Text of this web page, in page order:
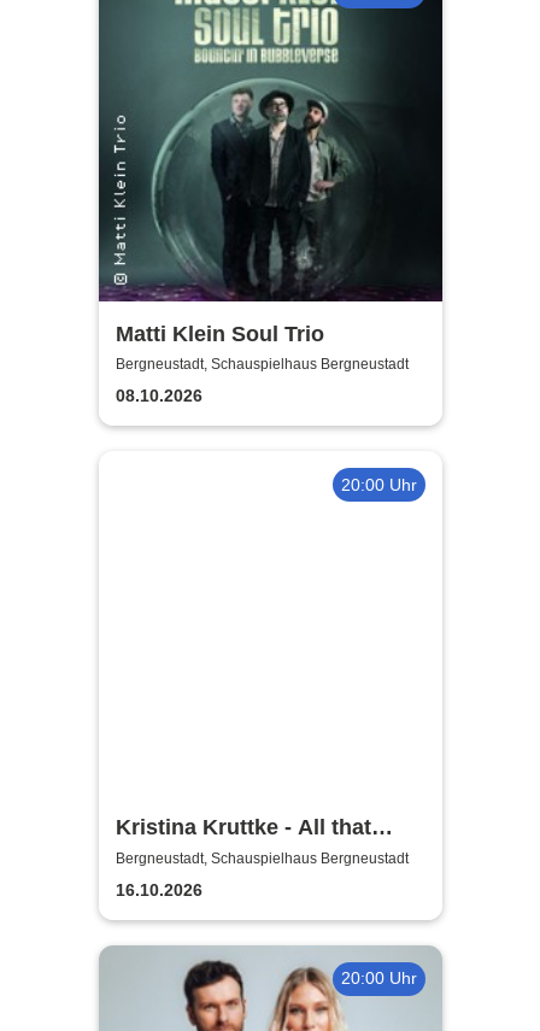
Matti Klein Soul Trio
Bergneustadt, Schauspielhaus Bergneustadt
08.10.2026
20:00 Uhr
Kristina Kruttke - All that
Jaazz!
Bergneustadt, Schauspielhaus Bergneustadt
16.10.2026
20:00 Uhr